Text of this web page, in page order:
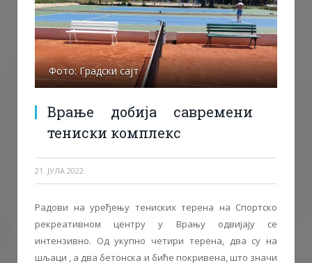
Фото: Градски сајт
Врање добија савремени
тениски комплекс
21. ЈУЛА 2022.
Радови на уређењу тениских терена на Спортско
рекреативном центру у Врању одвијају се
интензивно. Од укупно четири терена, два су на
шљаци , а два бетонска и биће покривена, што значи